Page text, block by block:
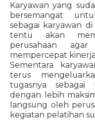
Karyawan yang
bersemangat
sebagai karyawan
tentu akan
perusahaan
mempercepat
Sementara
terus
tugasnya sebagai
dengan lebih
langsung oleh
kegiatan pelatihan